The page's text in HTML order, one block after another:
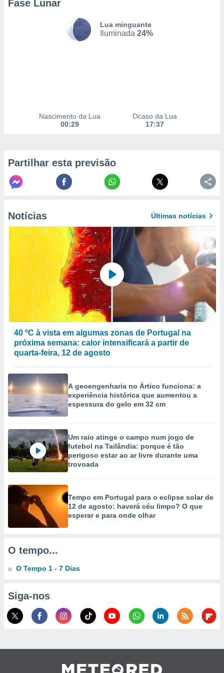
possam
seus
com
tal,
ou opor-
qualquer
em “
na
ou aceder
num
para
utilizar
criar
dos
os
de dados
fontes,
melhorar
dados
Fase Lunar
Lua minguante
Iluminada 24%
Nascimento da Lua
00:29
Ocaso da Lua
17:37
Partilhar esta previsão
Notícias Últimas notícias
40 ºC à vista em algumas zonas de Portugal na
próxima semana: calor intensificará a partir de
quarta-feira, 12 de agosto
A geoengenharia no Ártico funciona: a
experiência histórica que aumentou a
espessura do gelo em 32 cm
Um raio atinge o campo num jogo de
futebol na Tailândia: porque é tão
perigoso estar ao ar livre durante uma
trovoada
Tempo em Portugal para o eclipse solar de
12 de agosto: haverá céu limpo? O que
esperar e para onde olhar
O tempo...
O Tempo 1 - 7 Dias
Siga-nos